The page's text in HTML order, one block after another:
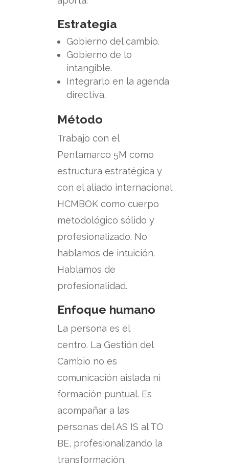
Estrategia
Gobierno del cambio.
Gobierno de lo
intangible.
Integrarlo en la agenda
directiva.
Método
Trabajo con el
Pentamarco 5M como
estructura estratégica y
con el aliado internacional
HCMBOK como cuerpo
metodológico sólido y
profesionalizado. No
hablamos de intuición.
Hablamos de
profesionalidad.
Enfoque humano
La persona es el
centro. La Gestión del
Cambio no es
comunicación aislada ni
formación puntual. Es
acompañar a las
personas del AS IS al TO
BE, profesionalizando la
transformación.